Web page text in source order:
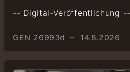
-- Digital-Veröffentlichung --
GEN 26993d – 14.8.2026